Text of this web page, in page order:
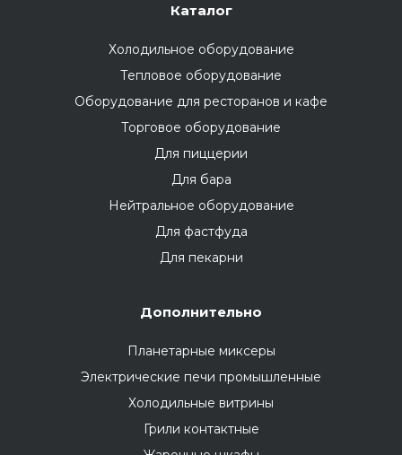
Каталог
Холодильное оборудование
Тепловое оборудование
Оборудование для ресторанов и кафе
Торговое оборудование
Для пиццерии
Для бара
Нейтральное оборудование
Для фастфуда
Для пекарни
Дополнительно
Планетарные миксеры
Электрические печи промышленные
Холодильные витрины
Грили контактные